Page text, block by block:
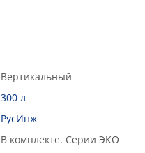
Вертикальный
300 л
РусИнж
В комплекте. Серии ЭКО